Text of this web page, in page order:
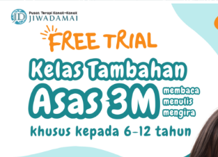
011-5430 8949 (Kanak-
Lokasi
SHAH ALAM (HQ)